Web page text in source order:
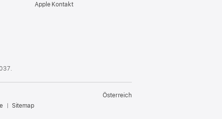
Apple Kontakt
.
Sitemap
Österreich